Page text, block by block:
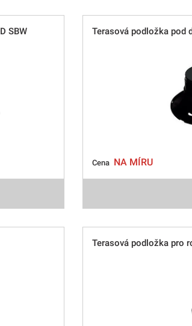
SBW Terasová podložka pod
Cena NA MÍRU
Terasová podložka pro